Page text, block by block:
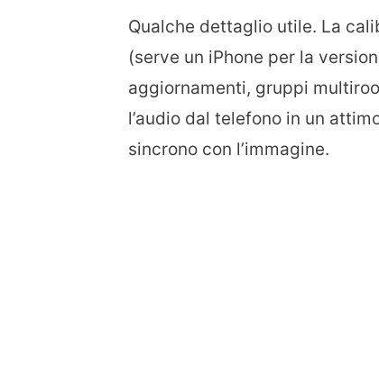
Qualche dettaglio utile. La
(serve un iPhone per la
aggiornamenti, gruppi
l’audio dal telefono in un
sincrono con l’immagine.